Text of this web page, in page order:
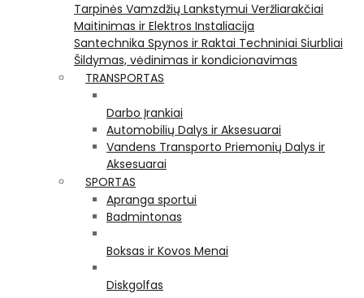
Tarpinės Vamzdžių Lankstymui Veržliarakčiai
Maitinimas ir Elektros Instaliacija
Santechnika Spynos ir Raktai Techniniai Siurbliai
Šildymas, vėdinimas ir kondicionavimas
TRANSPORTAS
Darbo Įrankiai
Automobilių Dalys ir Aksesuarai
Vandens Transporto Priemonių Dalys ir
Aksesuarai
SPORTAS
Apranga sportui
Badmintonas
Boksas ir Kovos Menai
Diskgolfas